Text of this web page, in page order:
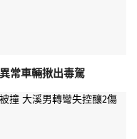
常車輛揪出毒駕